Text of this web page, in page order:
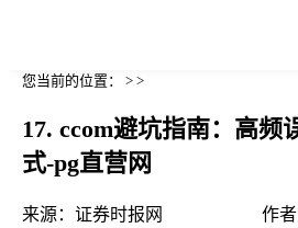
您当前的位置： > >
17. ccom避坑指南：高频
式-pg直营网
来源： 证券时报网 作者